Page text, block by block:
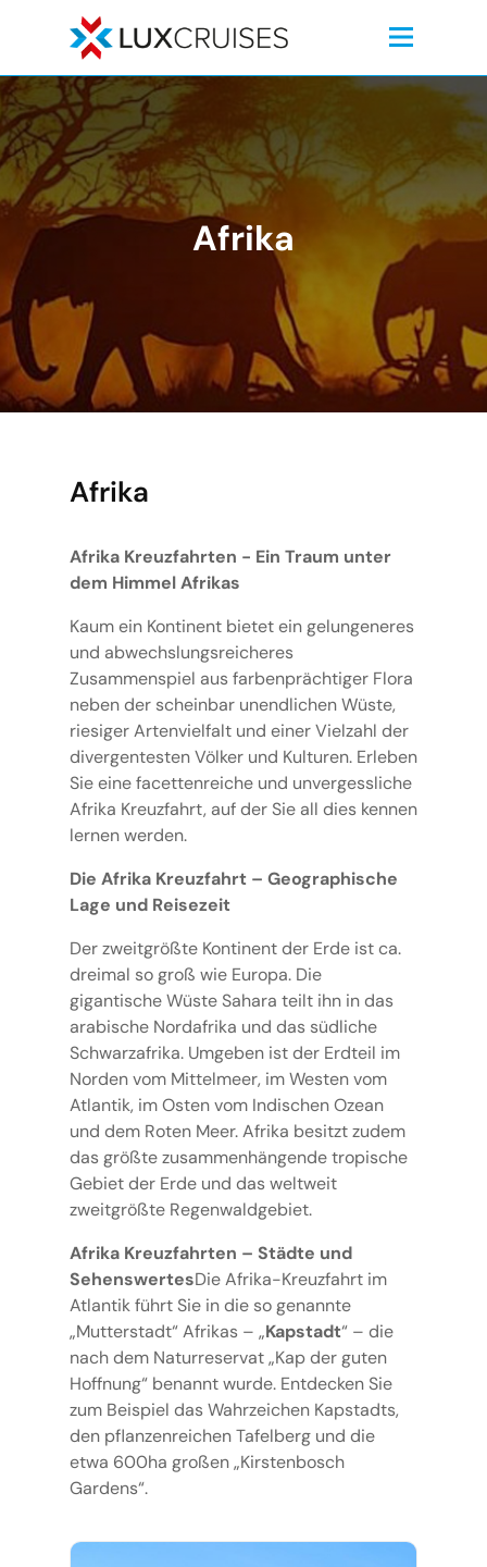
Afrika
Afrika
Afrika Kreuzfahrten - Ein Traum unter
dem Himmel Afrikas
Kaum ein Kontinent bietet ein gelungeneres
und abwechslungsreicheres
Zusammenspiel aus farbenprächtiger Flora
neben der scheinbar unendlichen Wüste,
riesiger Artenvielfalt und einer Vielzahl der
divergentesten Völker und Kulturen. Erleben
Sie eine facettenreiche und unvergessliche
Afrika Kreuzfahrt, auf der Sie all dies kennen
lernen werden.
Die Afrika Kreuzfahrt – Geographische
Lage und Reisezeit
Der zweitgrößte Kontinent der Erde ist ca.
dreimal so groß wie Europa. Die
gigantische Wüste Sahara teilt ihn in das
arabische Nordafrika und das südliche
Schwarzafrika. Umgeben ist der Erdteil im
Norden vom Mittelmeer, im Westen vom
Atlantik, im Osten vom Indischen Ozean
und dem Roten Meer. Afrika besitzt zudem
das größte zusammenhängende tropische
Gebiet der Erde und das weltweit
zweitgrößte Regenwaldgebiet.
Afrika Kreuzfahrten – Städte und
SehenswertesDie Afrika-Kreuzfahrt im
Atlantik führt Sie in die so genannte
„Mutterstadt“ Afrikas – „Kapstadt“ – die
nach dem Naturreservat „Kap der guten
Hoffnung“ benannt wurde. Entdecken Sie
zum Beispiel das Wahrzeichen Kapstadts,
den pflanzenreichen Tafelberg und die
etwa 600ha großen „Kirstenbosch
Gardens“.